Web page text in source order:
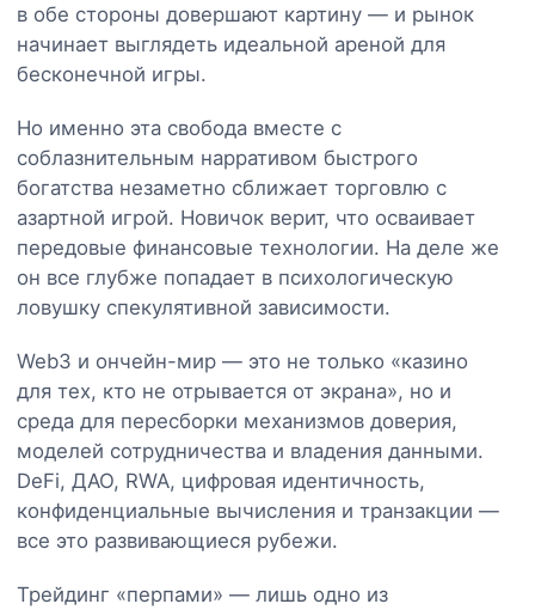
в обе стороны довершают картину — и рынок
начинает выглядеть идеальной ареной для
бесконечной игры.
Но именно эта свобода вместе с
соблазнительным нарративом быстрого
богатства незаметно сближает торговлю с
азартной игрой. Новичок верит, что осваивает
передовые финансовые технологии. На деле же
он все глубже попадает в психологическую
ловушку спекулятивной зависимости.
Web3 и ончейн-мир — это не только «казино
для тех, кто не отрывается от экрана», но и
среда для пересборки механизмов доверия,
моделей сотрудничества и владения данными.
DeFi, ДАО, RWA, цифровая идентичность,
конфиденциальные вычисления и транзакции —
все это развивающиеся рубежи.
Трейдинг «перпами» — лишь одно из